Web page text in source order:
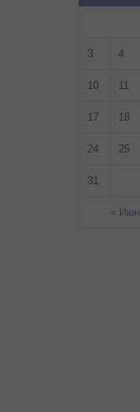
« Июн
3 4
10 11
17 18
24 25
31